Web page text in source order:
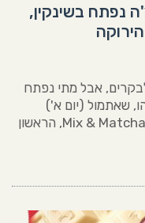
נפתח בשינקין,
אבל מתי נפתח
שאתמול (יום א')
בשינקין נפתח בר המאצ'ה של המותג Mix & Matcha, הראשון